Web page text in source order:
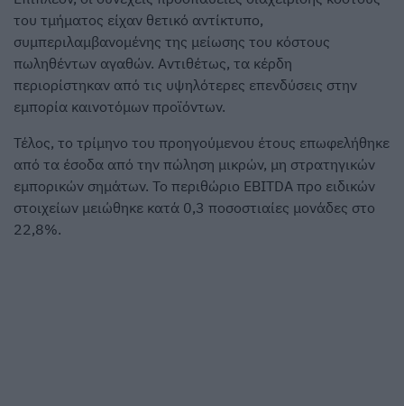
του τμήματος είχαν θετικό αντίκτυπο,
συμπεριλαμβανομένης της μείωσης του κόστους
πωληθέντων αγαθών. Αντιθέτως, τα κέρδη
περιορίστηκαν από τις υψηλότερες επενδύσεις στην
εμπορία καινοτόμων προϊόντων.
Τέλος, το τρίμηνο του προηγούμενου έτους επωφελήθηκε
από τα έσοδα από την πώληση μικρών, μη στρατηγικών
εμπορικών σημάτων. Το περιθώριο EBITDA προ ειδικών
στοιχείων μειώθηκε κατά 0,3 ποσοστιαίες μονάδες στο
22,8%.